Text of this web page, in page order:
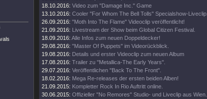
18.10.2016: Video zum "Damage Inc." Game
13.10.2016: Cooler "For Whom The Bell Tolls" Specialshow-Liveclip.
26.09.2016: "Moth Into The Flame" Videoclip veröffentlicht!
21.09.2016: Livestream der Show beim Global Citizen Festival.
18.09.2016: Alle Infos zum neuen Doppeldecker!
29.08.2016: "Master Of Puppets" im Videorückblick.
19.08.2016: Details und erster Videoclip zum neuen Album
17.08.2016: Trailer zu "Metallica-The Early Years".
29.07.2016: Veröffentlichen "Back To The Front".
18.02.2016: Mega Re-releases der ersten beiden Alben!
21.09.2015: Kompletter Rock In Rio Auftritt online.
30.06.2015: Offizieller "No Remores" Studio- und Liveclip aus Wien.